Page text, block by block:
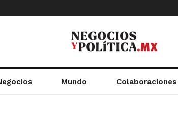
Mundo Colaboraciones